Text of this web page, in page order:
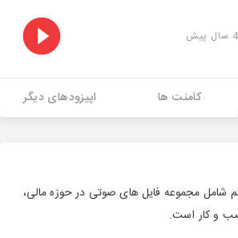
4 سال پیش
کامنت ها اپیزودهای دیگر
شامل مجموعه فایل های صوتی در حوزه مالی،
و کار است.